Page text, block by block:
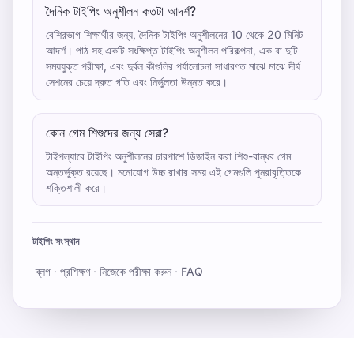
দৈনিক টাইপিং অনুশীলন কতটা আদর্শ?
বেশিরভাগ শিক্ষার্থীর জন্য, দৈনিক টাইপিং অনুশীলনের 10 থেকে 20 মিনিট
আদর্শ। পাঠ সহ একটি সংক্ষিপ্ত টাইপিং অনুশীলন পরিকল্পনা, এক বা দুটি
সময়যুক্ত পরীক্ষা, এবং দুর্বল কীগুলির পর্যালোচনা সাধারণত মাঝে মাঝে দীর্ঘ
সেশনের চেয়ে দ্রুত গতি এবং নির্ভুলতা উন্নত করে।
কোন গেম শিশুদের জন্য সেরা?
টাইপল্যাবে টাইপিং অনুশীলনের চারপাশে ডিজাইন করা শিশু-বান্ধব গেম
অন্তর্ভুক্ত রয়েছে। মনোযোগ উচ্চ রাখার সময় এই গেমগুলি পুনরাবৃত্তিকে
শক্তিশালী করে।
টাইপিং সংস্থান
ব্লগ · প্রশিক্ষণ · নিজেকে পরীক্ষা করুন · FAQ